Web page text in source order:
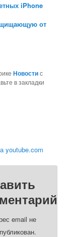
iPhone
от
Новостис
в закладки
youtube.com
email не